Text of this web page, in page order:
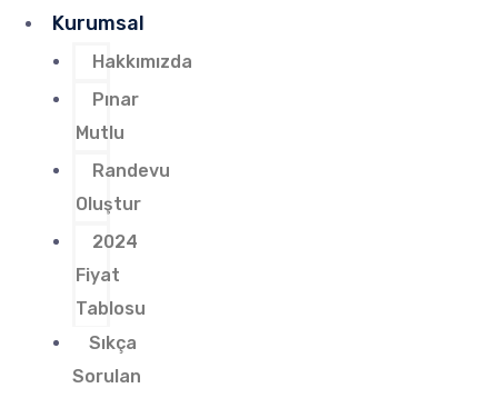
Kurumsal
Hakkımızda
Pınar
Mutlu
Randevu
Oluştur
2024
Fiyat
Tablosu
Sıkça
Sorulan